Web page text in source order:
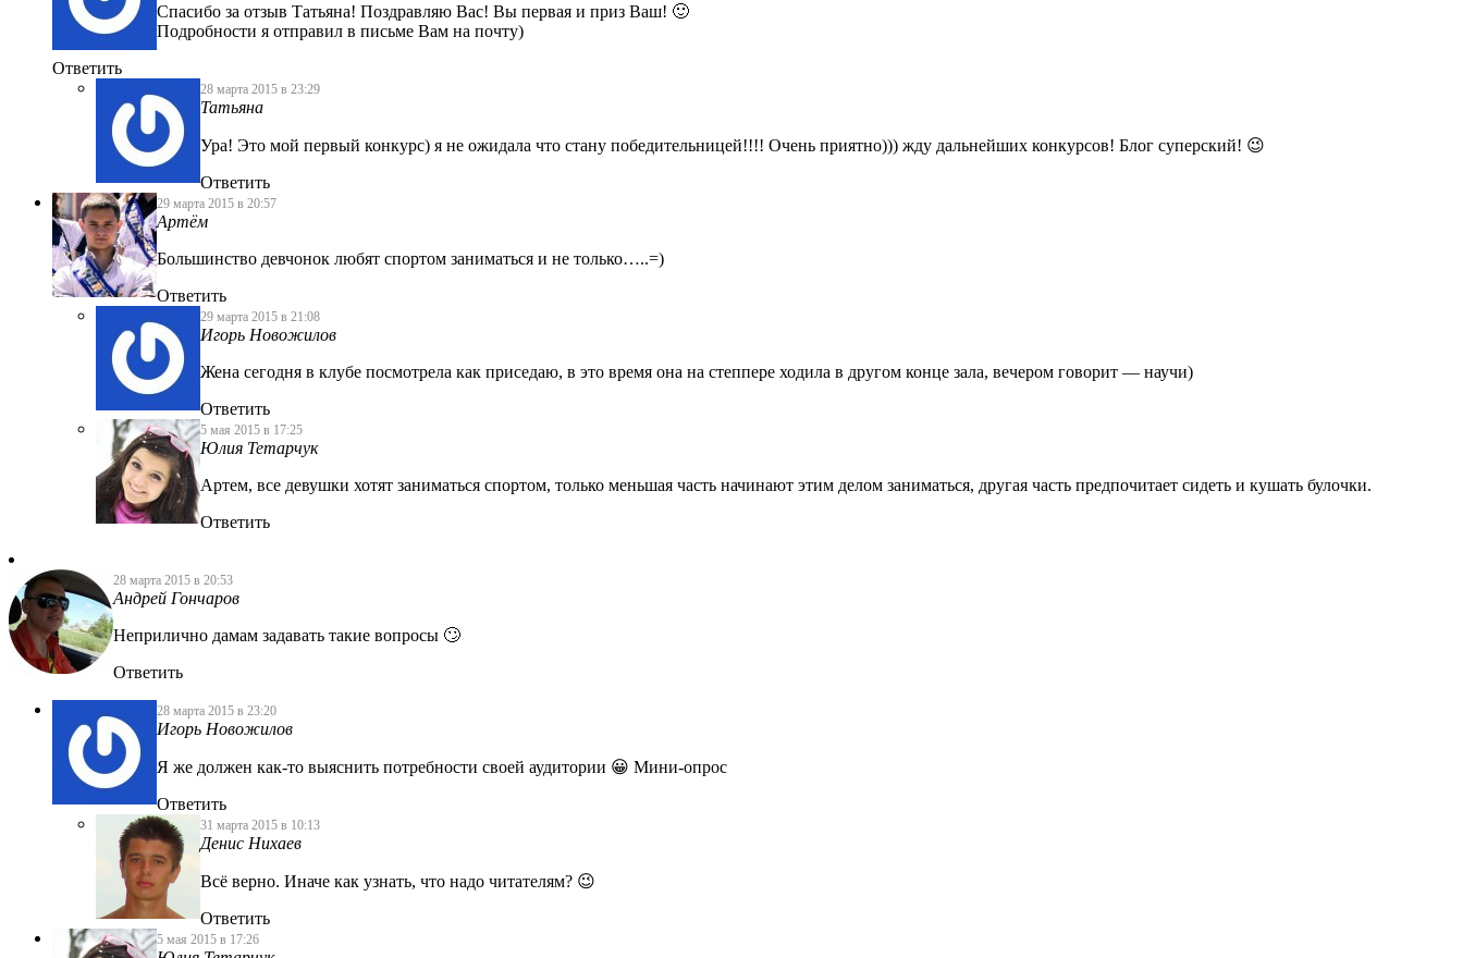
Спасибо за отзыв Татьяна! Поздравляю Вас! Вы первая и приз Ваш! 🙂
Подробности я отправил в письме Вам на почту)
Ответить
28 марта 2015 в 23:29
Татьяна
Ура! Это мой первый конкурс) я не ожидала что стану победительницей!!!! Очень приятно))) жду дальнейших конкурсов! Блог суперский! 😉
Ответить
29 марта 2015 в 20:57
Артём
Большинство девчонок любят спортом заниматься и не только…..=)
Ответить
29 марта 2015 в 21:08
Игорь Новожилов
Жена сегодня в клубе посмотрела как приседаю, в это время она на степпере ходила в другом конце зала, вечером говорит — научи)
Ответить
5 мая 2015 в 17:25
Юлия Тетарчук
Артем, все девушки хотят заниматься спортом, только меньшая часть начинают этим делом заниматься, другая часть предпочитает сидеть и кушать булочки.
Ответить
28 марта 2015 в 20:53
Андрей Гончаров
Неприлично дамам задавать такие вопросы 🙄
Ответить
28 марта 2015 в 23:20
Игорь Новожилов
Я же должен как-то выяснить потребности своей аудитории 😀 Мини-опрос
Ответить
31 марта 2015 в 10:13
Денис Нихаев
Всё верно. Иначе как узнать, что надо читателям? 😉
Ответить
5 мая 2015 в 17:26